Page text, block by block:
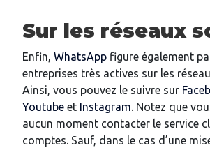
Sur les réseaux
Enfin, WhatsApp figure également
entreprises très actives sur les
Ainsi, vous pouvez le suivre sur
Youtube et Instagram. Notez que
aucun moment contacter le service
comptes. Sauf, dans le cas d’une